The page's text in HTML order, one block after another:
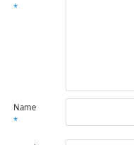
*
Name
*